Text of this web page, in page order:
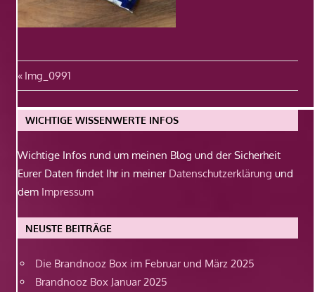
Beitragsnavigation
Vorheriger
Beitrag:
Img_0991
WICHTIGE WISSENWERTE INFOS
Wichtige Infos rund um meinen Blog und der Sicherheit
Eurer Daten findet Ihr in meiner Datenschutzerklärung und
dem Impressum
NEUSTE BEITRÄGE
Die Brandnooz Box im Februar und März 2025
Brandnooz Box Januar 2025